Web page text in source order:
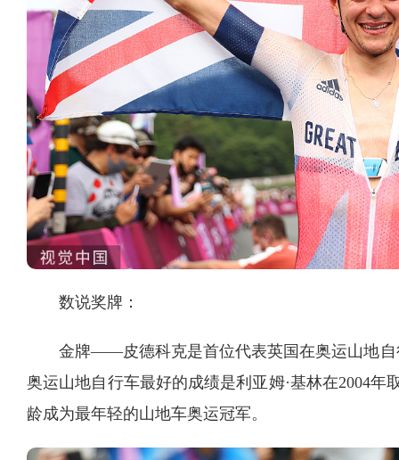
数说奖牌：
金牌——皮德科克是首位代表英国在奥运山地
奥运山地自行车最好的成绩是利亚姆·基林在2004年
龄成为最年轻的山地车奥运冠军。